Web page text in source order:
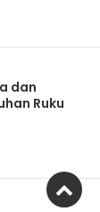
dan
Ruku